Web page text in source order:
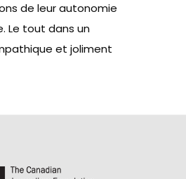
de leur autonomie
Le tout dans un
et joliment